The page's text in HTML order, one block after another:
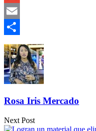
Gmail
Email
Compartir
Rosa Iris Mercado
Next Post